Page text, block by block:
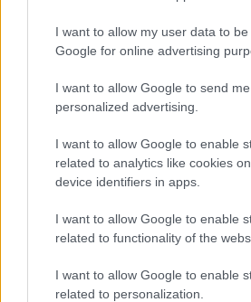
I want to allow my user data to
Google for online advertising
I want to allow Google to send me
personalized advertising.
I want to allow Google to enable
related to analytics like cookies
device identifiers in apps.
I want to allow Google to enable
related to functionality of the
I want to allow Google to enable
related to personalization.
ΕΟΠΥΥ: Επίδομα έως 150
ασφαλισμένοι το
Προσλήψεις σε σχολεία:
εργασίας με